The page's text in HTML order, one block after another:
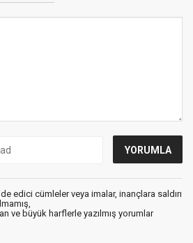
edici cümleler veya imalar, inançlara saldırı
ve büyük harflerle yazılmış yorumlar